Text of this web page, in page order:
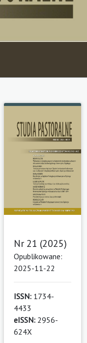
Nr 21 (2025)
Opublikowane:
2025-11-22
ISSN: 1734-
4433
eISSN: 2956-
624X